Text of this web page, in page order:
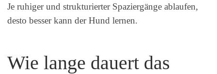
Je ruhiger und strukturierter Spaziergänge ablaufen,
desto besser kann der Hund lernen.
Wie lange dauert das